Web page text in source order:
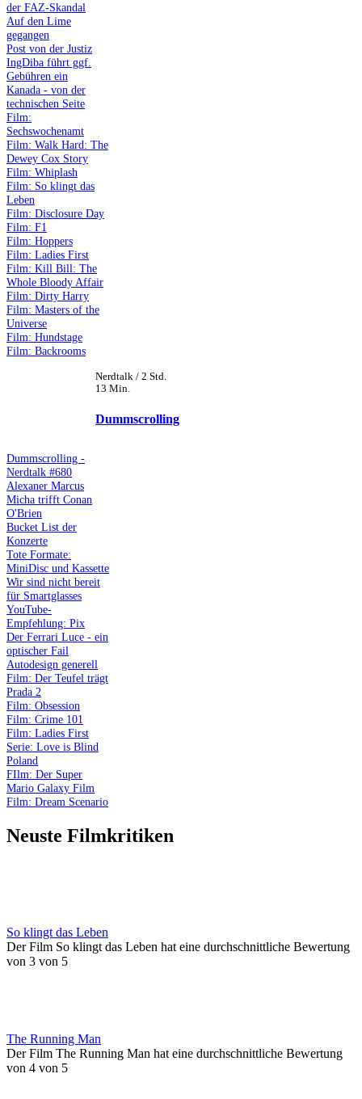
der FAZ-Skandal
Auf den Lime
gegangen
Post von der Justiz
IngDiba führt ggf.
Gebühren ein
Kanada - von der
technischen Seite
Film:
Sechswochenamt
Film: Walk Hard: The
Dewey Cox Story
Film: Whiplash
Film: So klingt das
Leben
Film: Disclosure Day
Film: F1
Film: Hoppers
Film: Ladies First
Film: Kill Bill: The
Whole Bloody Affair
Film: Dirty Harry
Film: Masters of the
Universe
Film: Hundstage
Film: Backrooms
Nerdtalk / 2 Std.
13 Min.
Dummscrolling
Dummscrolling -
Nerdtalk #680
Alexaner Marcus
Micha trifft Conan
O'Brien
Bucket List der
Konzerte
Tote Formate:
MiniDisc und Kassette
Wir sind nicht bereit
für Smartglasses
YouTube-
Empfehlung: Pix
Der Ferrari Luce - ein
optischer Fail
Autodesign generell
Film: Der Teufel trägt
Prada 2
Film: Obsession
Film: Crime 101
Film: Ladies First
Serie: Love is Blind
Poland
FIlm: Der Super
Mario Galaxy Film
Film: Dream Scenario
Neuste Filmkritiken
So klingt das Leben
Der Film So klingt das Leben hat eine durchschnittliche Bewertung
von 3 von 5
The Running Man
Der Film The Running Man hat eine durchschnittliche Bewertung
von 4 von 5